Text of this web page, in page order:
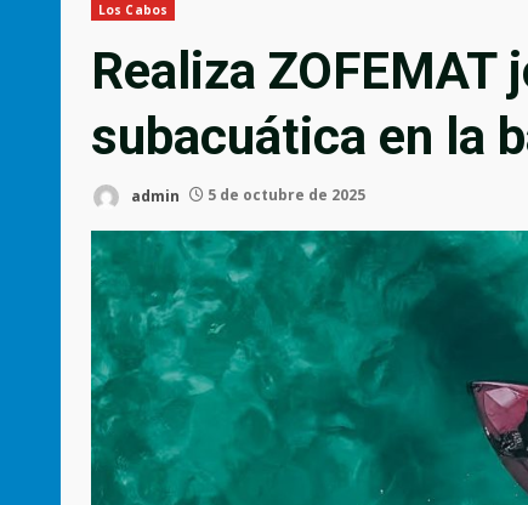
Los Cabos
Realiza ZOFEMAT
subacuática en la
admin 5 de octubre de 2025